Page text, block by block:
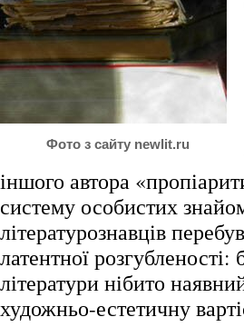
Фото з сайту newlit.ru
іншого автора
систему особистих
літературознавців
латентної
літератури нібито
художньо-естетичну